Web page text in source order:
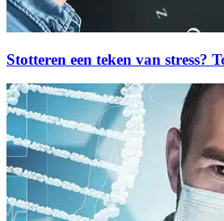
Stotteren een teken van stress?